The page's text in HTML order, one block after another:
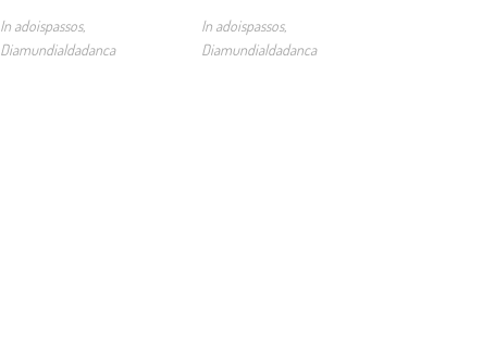
In adoispassos,
Diamundialdadanca
In adoispassos,
Diamundialdadanca